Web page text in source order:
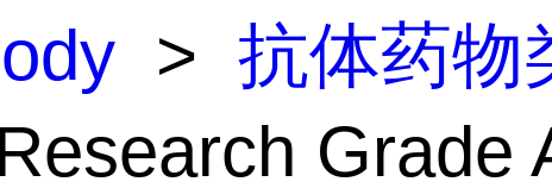
> 抗体药物
Grade